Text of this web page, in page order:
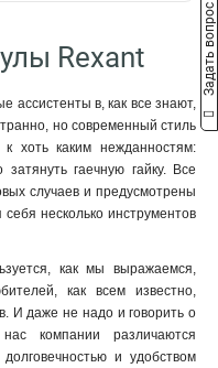
Rexant
ассистенты в, как все знают,
но современный стиль
хоть каким нежданностям:
гаечную гайку. Все
случаев и предусмотрены
несколько инструментов
как мы выражаемся,
как всем известно,
И даже не надо и говорить о
компании различаются
и удобством
Задать вопрос